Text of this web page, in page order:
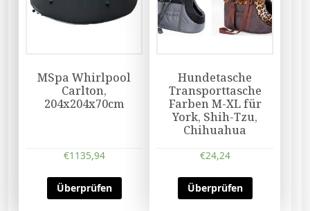
MSpa Whirlpool
Carlton,
204x204x70cm
€1135,94
Überprüfen
Hundetasche
Transporttasche
Farben M-XL für
York, Shih-Tzu,
Chihuahua
€24,24
Überprüfen